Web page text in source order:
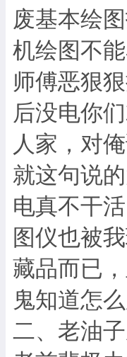
废基本绘
机绘图不
师傅恶狠
后没电你
人家，对
就这句说
电真不干
图仪也被
藏品而已
鬼知道怎么
二、老油